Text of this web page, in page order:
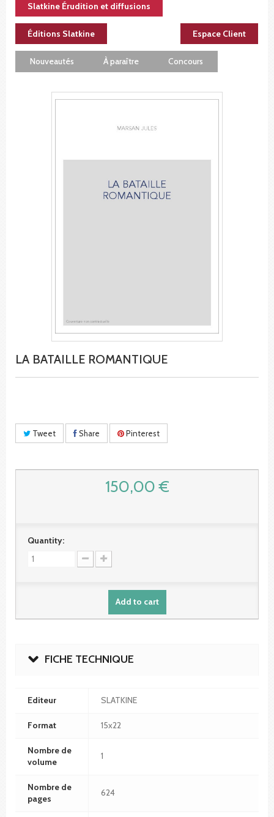
Slatkine Érudition et diffusions
Éditions Slatkine Espace Client
Nouveautés À paraître Concours
LA BATAILLE ROMANTIQUE
Tweet Share Pinterest
150,00 €
Quantity:
Add to cart
FICHE TECHNIQUE
Editeur SLATKINE
Format 15x22
Nombre de
volume
1
Nombre de
pages
624